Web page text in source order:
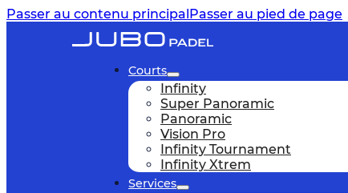
Passer au contenu principalPasser au pied de page
Courts
Infinity
Super Panoramic
Panoramic
Vision Pro
Infinity Tournament
Infinity Xtrem
Services